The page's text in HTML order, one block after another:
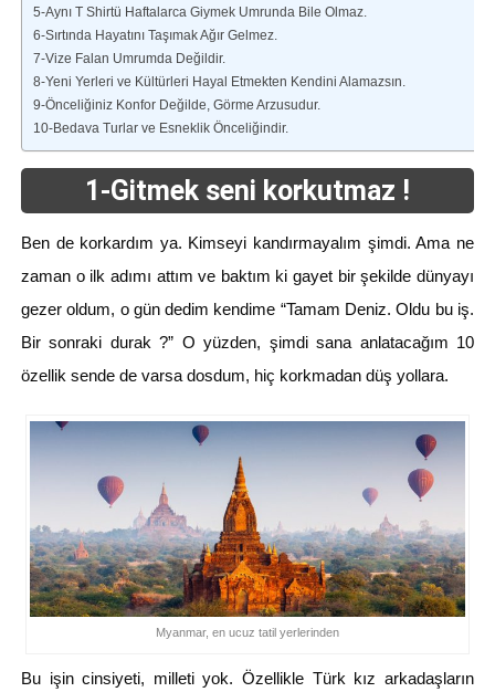
5-Aynı T Shirtü Haftalarca Giymek Umrunda Bile Olmaz.
6-Sırtında Hayatını Taşımak Ağır Gelmez.
7-Vize Falan Umrumda Değildir.
8-Yeni Yerleri ve Kültürleri Hayal Etmekten Kendini Alamazsın.
9-Önceliğiniz Konfor Değilde, Görme Arzusudur.
10-Bedava Turlar ve Esneklik Önceliğindir.
1-Gitmek seni korkutmaz !
Ben de korkardım ya. Kimseyi kandırmayalım şimdi. Ama ne
zaman o ilk adımı attım ve baktım ki gayet bir şekilde dünyayı
gezer oldum, o gün dedim kendime “Tamam Deniz. Oldu bu iş.
Bir sonraki durak ?” O yüzden, şimdi sana anlatacağım 10
özellik sende de varsa dosdum, hiç korkmadan düş yollara.
Myanmar, en ucuz tatil yerlerinden
Bu işin cinsiyeti, milleti yok. Özellikle Türk kız arkadaşların